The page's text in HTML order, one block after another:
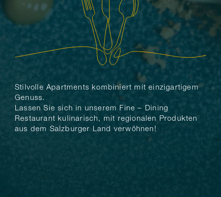
Stilvolle Apartments kombiniert mit einzigartigem
Genuss.
Lassen Sie sich in unserem Fine – Dining
Restaurant kulinarisch, mit regionalen Produkten
aus dem Salzburger Land verwöhnen!